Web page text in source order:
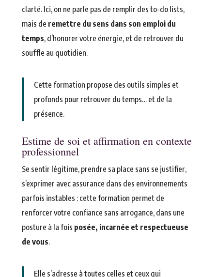
clarté. Ici, on ne parle pas de remplir des to-do lists,
mais de remettre du sens dans son emploi du
temps, d’honorer votre énergie, et de retrouver du
souffle au quotidien.
Cette formation propose des outils simples et
profonds pour retrouver du temps… et de la
présence.
Estime de soi et affirmation en contexte
professionnel
Se sentir légitime, prendre sa place sans se justifier,
s’exprimer avec assurance dans des environnements
parfois instables : cette formation permet de
renforcer votre confiance sans arrogance, dans une
posture à la fois posée, incarnée et respectueuse
de vous.
Elle s’adresse à toutes celles et ceux qui